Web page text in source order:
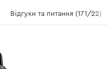
Відгуки та питання (171/22)